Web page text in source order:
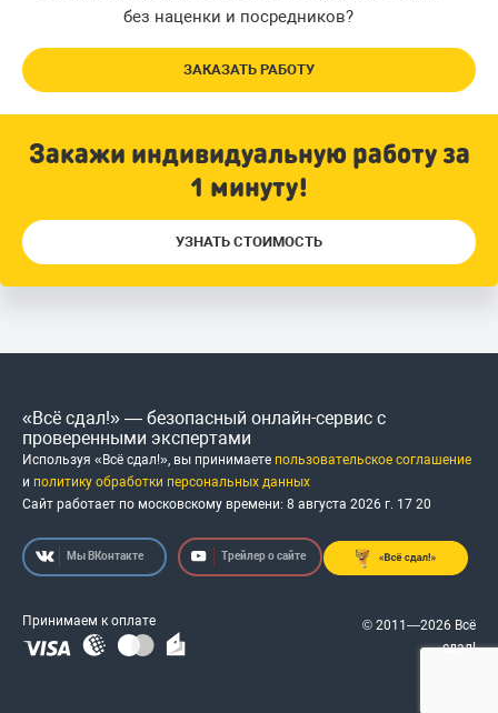
без наценки и посредников?
ЗАКАЗАТЬ РАБОТУ
Закажи индивидуальную работу за
1 минуту!
УЗНАТЬ СТОИМОСТЬ
«Всё сдал!» — безопасный онлайн-сервис с
проверенными экспертами
Используя «Всё сдал!», вы принимаете пользовательское соглашение
и политику обработки персональных данных
Сайт работает по московскому времени: 8 августа 2026 г. 17 20
Мы ВКонтакте Трейлер о сайте
Принимаем к оплате
© 2011—2026 Всё
сдал!